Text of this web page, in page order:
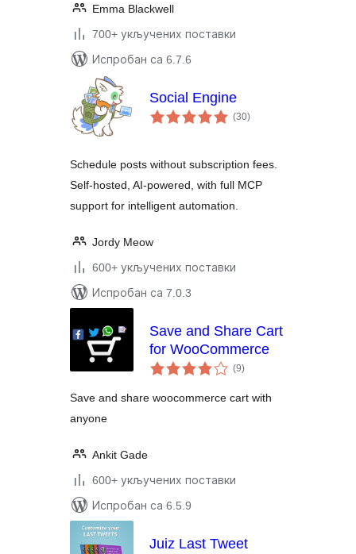
Emma Blackwell
700+ укључених поставки
Испробан са 6.7.6
Social Engine
(30укупних
оцена
)
Schedule posts without subscription fees.
Self-hosted, AI-powered, with full MCP
support for intelligent automation.
Jordy Meow
600+ укључених поставки
Испробан са 7.0.3
Save and Share Cart
for WooCommerce
(9укупних
оцена
)
Save and share woocommerce cart with
anyone
Ankit Gade
600+ укључених поставки
Испробан са 6.5.9
Juiz Last Tweet